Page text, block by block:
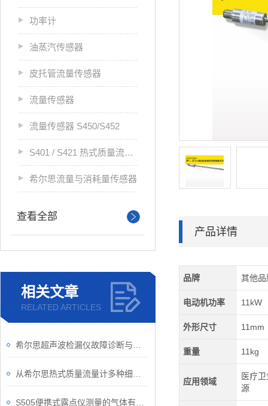
功率计
油蒸汽传感器
皮托管流量传感器
流量传感器
流量传感器 S450/S452
S401 / S421 热式质量流量传感器
希尔思流量与消耗量传感器
查看全部
相关文章
RELATED ARTICLES
产品详情
品牌 其他品
电动机功率 11kW
外形尺寸 11mm
重量 11kg
应用领域
医疗
源